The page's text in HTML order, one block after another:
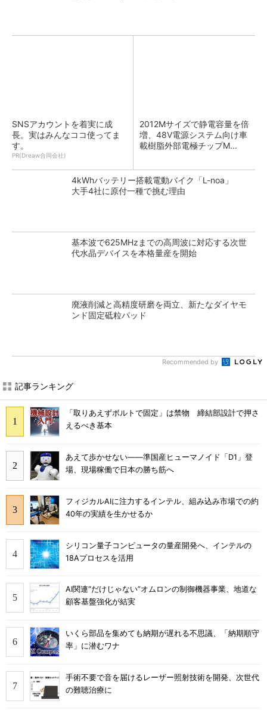
SNSアカウントを着実に成
長。実はみんなココ使ってま
す。
PR(Dreaw合同会社)
2012Mサイズで静電容量を倍
増、48V電源システム向け車
載樹脂外部電極チップM...
4kWhバッテリー搭載電動バイク「L-noa」
大手4社に原付一種で挑む理由
基本波で625MHzまでの高周波に対応する次世
代水晶デバイスを本格量産を開始
廃液削減と高精度研磨を両立、新たなダイヤモ
ンド固定砥粒パッド
Recommended by
記事ランキング
「取りあえずボルトで固定」は禁物 締結部設計で押さ
えるべき基本
あえて歩かせない――準国産ヒューマノイド「D1」登
場、現場稼働で日本の勝ち筋へ
フィジカルAIに注力するインテル、組み込み市場での約
40年の実績を生かせるか
シリコン量子コンピュータの量産開発へ、インテルの
18Aプロセスを活用
AI関連“だけじゃない”オムロンの制御機器事業、地道な
顧客基盤強化が結実
いくら部品を集めても納期が遅れる不思議、「納期順守
率」に潜むワナ
手術不要で音を届けるレーザー照射技術を開発、次世代
の難聴治療に